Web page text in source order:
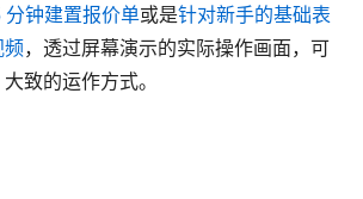
钟建置报价单或是针对新手的基础表
频，透过屏幕演示的实际操作画面，可
致的运作方式。